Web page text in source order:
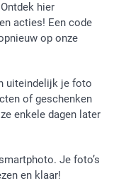
hier
acties! Een code
op onze
uiteindelijk je foto
of geschenken
enkele dagen later
Je foto’s
en klaar!